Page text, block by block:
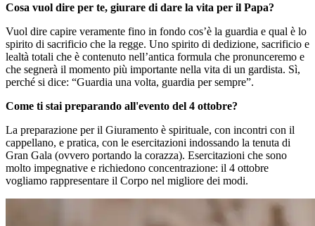
Cosa vuol dire per te, giurare di dare la vita per il Papa?
Vuol dire capire veramente fino in fondo cos’è la guardia e qual è lo
spirito di sacrificio che la regge. Uno spirito di dedizione, sacrificio e
lealtà totali che è contenuto nell’antica formula che pronunceremo e
che segnerà il momento più importante nella vita di un gardista. Sì,
perché si dice: “Guardia una volta, guardia per sempre”.
Come ti stai preparando all'evento del 4 ottobre?
La preparazione per il Giuramento è spirituale, con incontri con il
cappellano, e pratica, con le esercitazioni indossando la tenuta di
Gran Gala (ovvero portando la corazza). Esercitazioni che sono
molto impegnative e richiedono concentrazione: il 4 ottobre
vogliamo rappresentare il Corpo nel migliore dei modi.